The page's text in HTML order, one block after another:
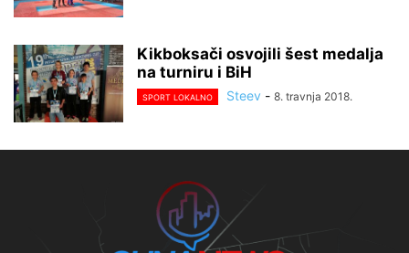
Kikboksači osvojili šest medalja
na turniru i BiH
SPORT LOKALNO Steev - 8. travnja 2018.